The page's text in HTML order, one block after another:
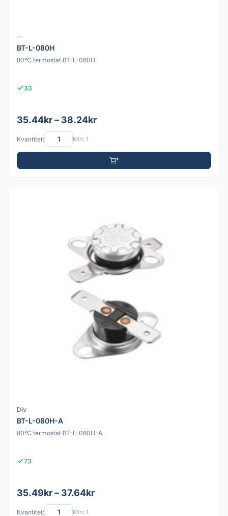
--
BT-L-080H
80°C termostat BT-L-080H
33
35.44kr – 38.24kr
Kvantitet: Min: 1
Div
BT-L-080H-A
80°C termostat BT-L-080H-A
73
35.49kr – 37.64kr
Kvantitet: Min: 1